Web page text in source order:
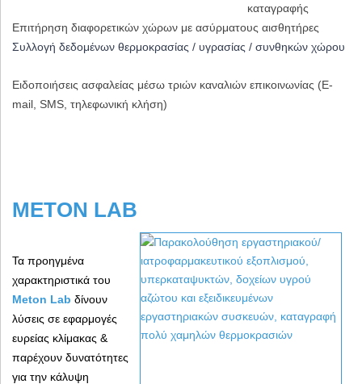
καταγραφής
Επιτήρηση διαφορετικών χώρων με ασύρματους αισθητήρες
Συλλογή δεδομένων θερμοκρασίας / υγρασίας / συνθηκών χώρου
Ειδοποιήσεις ασφαλείας μέσω τριών καναλιών επικοινωνίας (E-
mail, SMS, τηλεφωνική κλήση)
METON LAB
Τα προηγμένα
χαρακτηριστικά του
Meton Lab δίνουν
λύσεις σε εφαρμογές
ευρείας κλίμακας &
παρέχουν δυνατότητες
για την κάλυψη